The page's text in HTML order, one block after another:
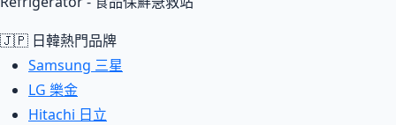
🇯🇵 日韓熱門品牌
Samsung 三星
LG 樂金
Hitachi 日立